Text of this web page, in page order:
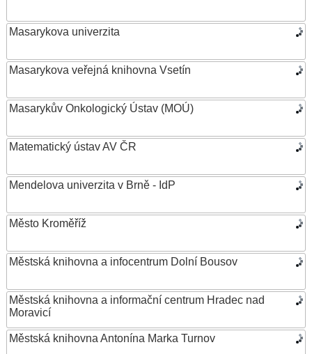
Masarykova univerzita
Masarykova veřejná knihovna Vsetín
Masarykův Onkologický Ústav (MOÚ)
Matematický ústav AV ČR
Mendelova univerzita v Brně - IdP
Město Kroměříž
Městská knihovna a infocentrum Dolní Bousov
Městská knihovna a informační centrum Hradec nad
Moravicí
Městská knihovna Antonína Marka Turnov